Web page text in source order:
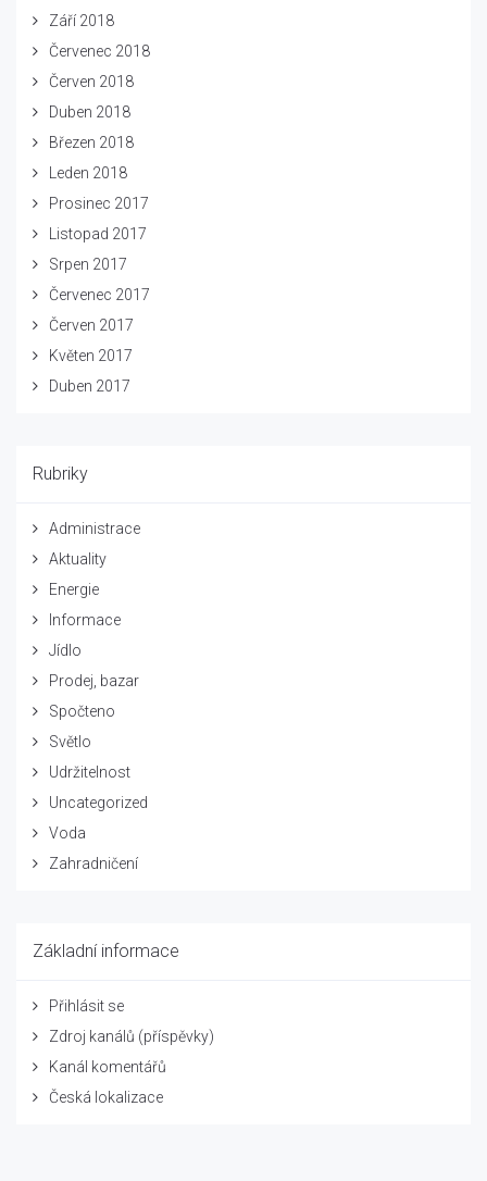
Září 2018
Červenec 2018
Červen 2018
Duben 2018
Březen 2018
Leden 2018
Prosinec 2017
Listopad 2017
Srpen 2017
Červenec 2017
Červen 2017
Květen 2017
Duben 2017
Rubriky
Administrace
Aktuality
Energie
Informace
Jídlo
Prodej, bazar
Spočteno
Světlo
Udržitelnost
Uncategorized
Voda
Zahradničení
Základní informace
Přihlásit se
Zdroj kanálů (příspěvky)
Kanál komentářů
Česká lokalizace